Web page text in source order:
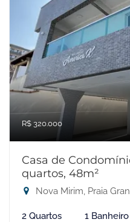
R$ 320.000
Casa de
quartos, 48m²
Nova Mirim, Praia
2 Quartos 1 Banheiro